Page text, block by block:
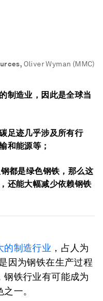
, Oliver Wyman (MMC)
制造业，因此是全球当
足迹几乎涉及所有行
和能源等；
都是绿色钢铁，那么这
还能大幅减少依赖钢铁
的制造行业 ，占人为
因为钢铁在生产过程
钢铁行业有可能成为
一。